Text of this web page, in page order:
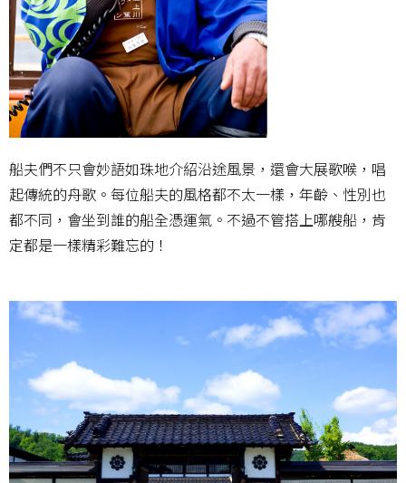
船夫們不只會妙語如珠地介紹沿途風景，還會大展歌喉，唱
起傳統的舟歌。每位船夫的風格都不太一樣，年齡、性別也
都不同，會坐到誰的船全憑運氣。不過不管搭上哪艘船，肯
定都是一樣精彩難忘的！